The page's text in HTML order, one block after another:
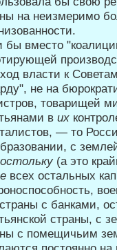
на не­измеримо
бы вместо
власти к
не на
товарищей
в их
— то
с
(а это
всех остальных
с банками,
страны, с
с помещичьим